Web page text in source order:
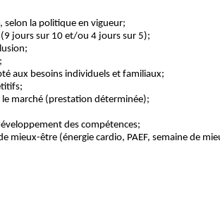
selon la politique en vigueur;
jours sur 10 et/ou 4 jours sur 5);
aux besoins individuels et familiaux;
marché (prestation déterminée);
des compétences;
mieux-être (énergie cardio, PAEF, semaine de